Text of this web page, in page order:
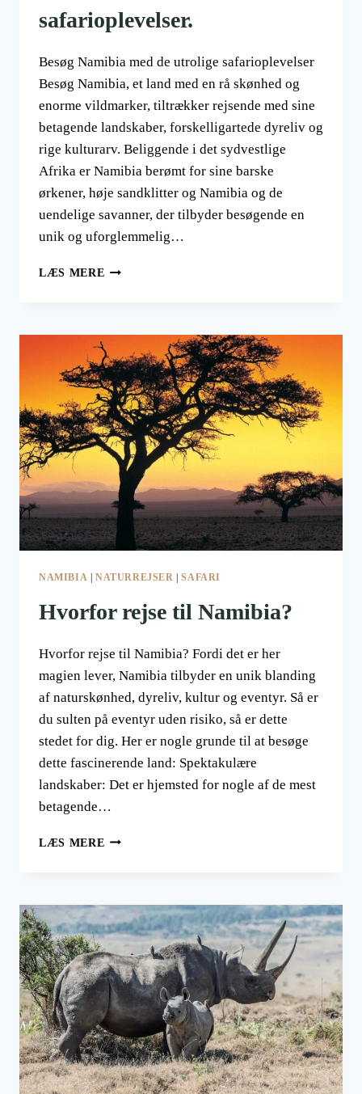
safarioplevelser.
Besøg Namibia med de utrolige safarioplevelser
Besøg Namibia, et land med en rå skønhed og
enorme vildmarker, tiltrækker rejsende med sine
betagende landskaber, forskelligartede dyreliv og
rige kulturarv. Beliggende i det sydvestlige
Afrika er Namibia berømt for sine barske
ørkener, høje sandklitter og Namibia og de
uendelige savanner, der tilbyder besøgende en
unik og uforglemmelig…
LÆS MERE BESØG
UTROLIGE
SAFARIOPLEVELSER.
NAMIBIA | NATURREJSER |SAFARI
Hvorfor rejse til Namibia?
Hvorfor rejse til Namibia? Fordi det er her
magien lever, Namibia tilbyder en unik blanding
af naturskønhed, dyreliv, kultur og eventyr. Så er
du sulten på eventyr uden risiko, så er dette
stedet for dig. Her er nogle grunde til at besøge
dette fascinerende land: Spektakulære
landskaber: Det er hjemsted for nogle af de mest
betagende…
LÆS MERE HVORFOR